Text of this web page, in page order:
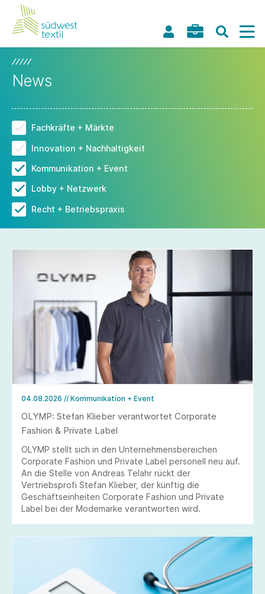
News
Fachkräfte + Märkte
Innovation + Nachhaltigkeit
Kommunikation + Event
Lobby + Netzwerk
Recht + Betriebspraxis
04.08.2026 // Kommunikation + Event
OLYMP: Stefan Klieber verantwortet Corporate
Fashion & Private Label
OLYMP stellt sich in den Unternehmensbereichen
Corporate Fashion und Private Label personell neu auf.
An die Stelle von Andreas Telahr rückt der
Vertriebsprofi Stefan Klieber, der künftig die
Geschäftseinheiten Corporate Fashion und Private
Label bei der Modemarke verantworten wird.